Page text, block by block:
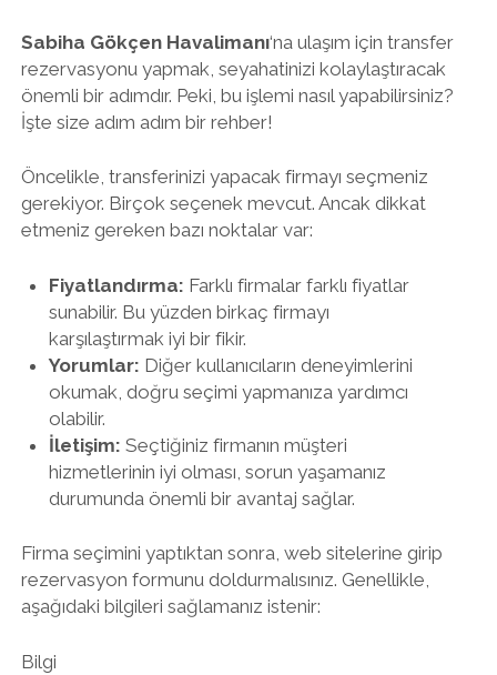
Sabiha Gökçen Havalimanı‘na ulaşım için transfer
rezervasyonu yapmak, seyahatinizi kolaylaştıracak
önemli bir adımdır. Peki, bu işlemi nasıl yapabilirsiniz?
İşte size adım adım bir rehber!
Öncelikle, transferinizi yapacak firmayı seçmeniz
gerekiyor. Birçok seçenek mevcut. Ancak dikkat
etmeniz gereken bazı noktalar var:
Fiyatlandırma: Farklı firmalar farklı fiyatlar
sunabilir. Bu yüzden birkaç firmayı
karşılaştırmak iyi bir fikir.
Yorumlar: Diğer kullanıcıların deneyimlerini
okumak, doğru seçimi yapmanıza yardımcı
olabilir.
İletişim: Seçtiğiniz firmanın müşteri
hizmetlerinin iyi olması, sorun yaşamanız
durumunda önemli bir avantaj sağlar.
Firma seçimini yaptıktan sonra, web sitelerine girip
rezervasyon formunu doldurmalısınız. Genellikle,
aşağıdaki bilgileri sağlamanız istenir:
Bilgi